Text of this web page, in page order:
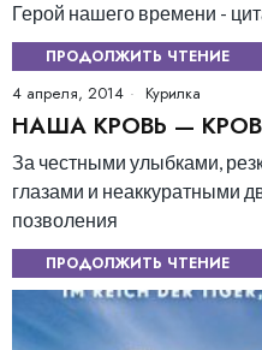
Герой нашего времени -
ПРОДОЛЖИТЬ ЧТЕНИЕ
4 апреля, 2014 Курилка
НАША КРОВЬ —
За честными улыбками,
глазами и неаккуратными
позволения
ПРОДОЛЖИТЬ ЧТЕНИЕ